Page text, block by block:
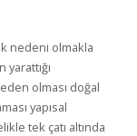
nedeni olmakla
olması doğal
yapısal
tek çatı altında